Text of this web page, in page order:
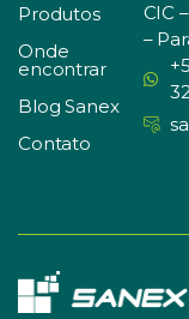
Produtos
Onde
encontrar
Blog Sanex
Contato
CIC
–